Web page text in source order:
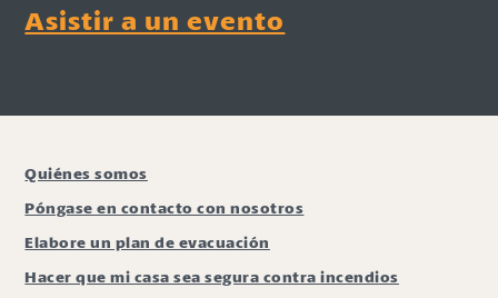
Asistir a un evento
Quiénes somos
Póngase en contacto con nosotros
Elabore un plan de evacuación
Hacer que mi casa sea segura contra incendios